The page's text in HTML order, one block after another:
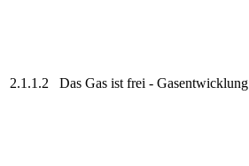
2.1.1.2 Das Gas ist frei - Gasentwicklung